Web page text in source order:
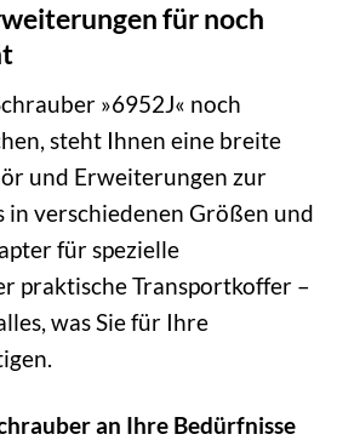
für noch
»6952J« noch
steht Ihnen eine breite
und Erweiterungen zur
in verschiedenen Größen und
für spezielle
praktische Transportkoffer –
was Sie für Ihre
an Ihre Bedürfnisse